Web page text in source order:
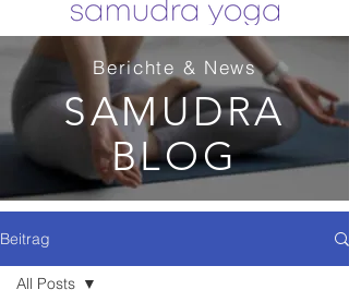
Berichte & News
SAMUDRA
BLOG
Beitrag
All Posts